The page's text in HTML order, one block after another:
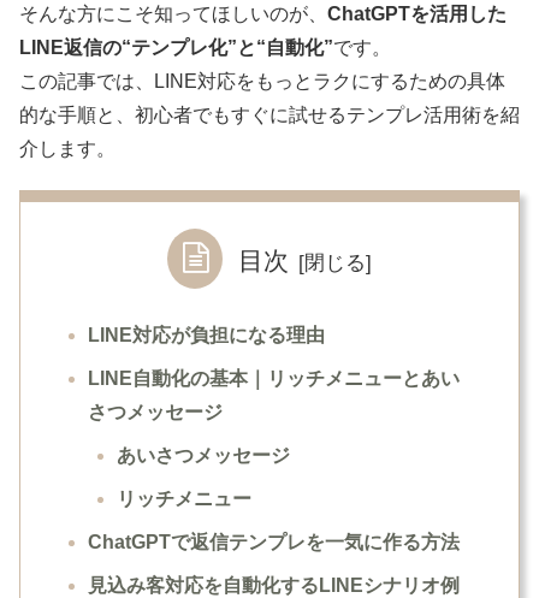
そんな方にこそ知ってほしいのが、 ChatGPTを活用した
LINE返信の“テンプレ化”と“自動化”です。
この記事では、LINE対応をもっとラクにするための具体
的な手順と、初心者でもすぐに試せるテンプレ活用術を紹
介します。
目次
LINE対応が負担になる理由
LINE自動化の基本｜リッチメニューとあい
さつメッセージ
あいさつメッセージ
リッチメニュー
ChatGPTで返信テンプレを一気に作る方法
見込み客対応を自動化するLINEシナリオ例